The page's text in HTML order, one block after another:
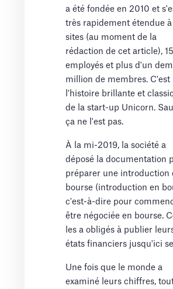
a été fondée en 2010 et
très rapidement étendue
sites (au moment de la
rédaction de cet article),
employés et plus d'un
million de membres. C'est
l'histoire brillante et
de la start-up Unicorn.
ça ne l'est pas.
À la mi-2019, la société a
déposé la documentation
préparer une introduction
bourse (introduction en
c'est-à-dire pour
être négociée en bourse.
les a obligés à publier
états financiers jusqu'ici
Une fois que le monde a
examiné leurs chiffres,